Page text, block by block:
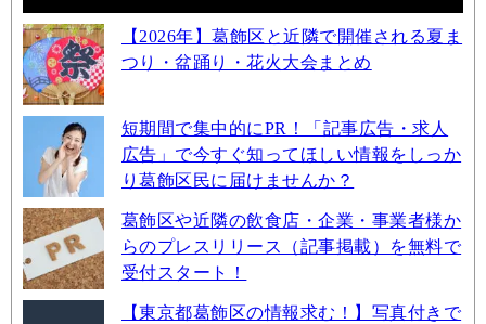
【2026年】葛飾区と近隣で開催される夏ま
つり・盆踊り・花火大会まとめ
短期間で集中的にPR！「記事広告・求人
広告」で今すぐ知ってほしい情報をしっか
り葛飾区民に届けませんか？
葛飾区や近隣の飲食店・企業・事業者様か
らのプレスリリース（記事掲載）を無料で
受付スタート！
【東京都葛飾区の情報求む！】写真付きで